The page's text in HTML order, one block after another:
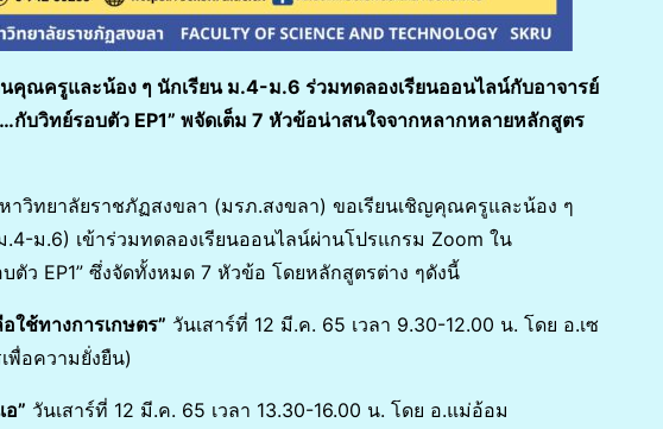
ณครูและน้อง ๆ นักเรียน ม.4-ม.6 ร่วมทดลองเรียนออนไลน์กับอาจารย์
กับวิทย์รอบตัว EP1” พจัดเต็ม 7 หัวข้อน่าสนใจจากหลากหลายหลักสูตร
วิทยาลัยราชภัฏสงขลา (มรภ.สงขลา) ขอเรียนเชิญคุณครูและน้อง ๆ
ม.6) เข้าร่วมทดลองเรียนออนไลน์ผ่านโปรแกรม Zoom ใน
ว EP1” ซึ่งจัดทั้งหมด 7 หัวข้อ โดยหลักสูตรต่าง ๆดังนี้
ใช้ทางการเกษตร” วันเสาร์ที่ 12 มี.ค. 65 เวลา 9.30-12.00 น. โดย อ.เซ
พื่อความยั่งยืน)
” วันเสาร์ที่ 12 มี.ค. 65 เวลา 13.30-16.00 น. โดย อ.แม่อ้อม